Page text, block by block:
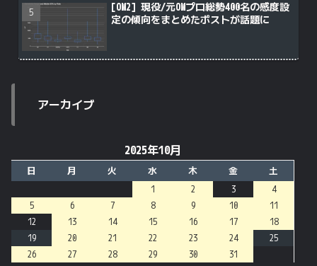
[OW2] 現役/元OWプロ総勢400名の感度設
定の傾向をまとめたポストが話題に
アーカイブ
2025年10月
日 月 火 水 木 金
土
1
2 3
4
5
6 7 8 9 10
11
12
13 14 15 16 17
18
19
20 21 22 23 24
25
26
27 28 29 30 31